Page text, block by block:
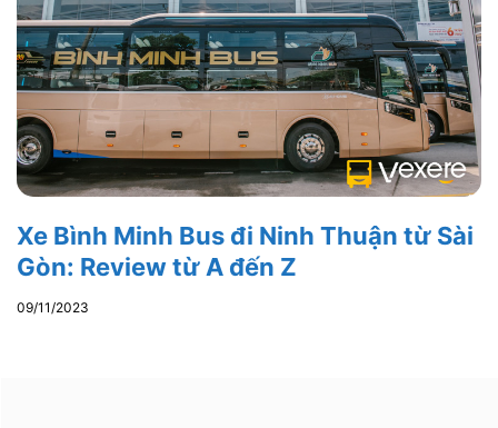
Xe Bình Minh Bus đi Ninh Thuận từ Sài
Gòn: Review từ A đến Z
09/11/2023